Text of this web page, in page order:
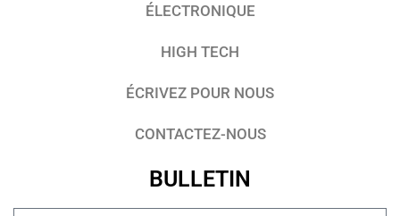
ÉLECTRONIQUE
HIGH TECH
ÉCRIVEZ POUR NOUS
CONTACTEZ-NOUS
BULLETIN